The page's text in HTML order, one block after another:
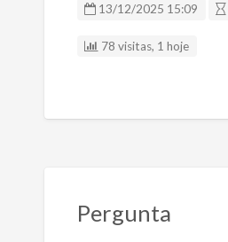
13/12/2025 15:09
78 visitas, 1 hoje
Pergunta